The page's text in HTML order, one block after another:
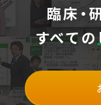
臨床・
すべての